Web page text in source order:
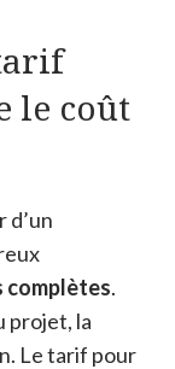
le coût
d’un
complètes.
projet, la
Le tarif pour